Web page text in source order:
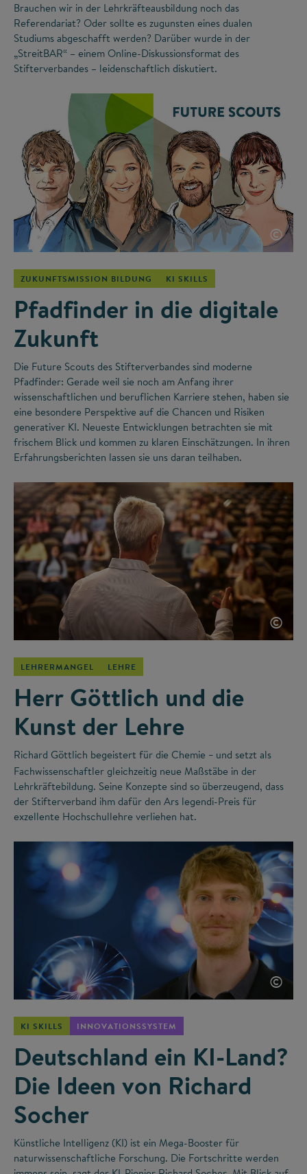
Brauchen wir in der Lehrkräfteausbildung noch das
Referendariat? Oder sollte es zugunsten eines dualen
Studiums abgeschafft werden? Darüber wurde in der
„StreitBAR“ – einem Online-Diskussionsformat des
Stifterverbandes – leidenschaftlich diskutiert.
©
ZUKUNFTSMISSION BILDUNG KI SKILLS
Pfadfinder in die digitale
Zukunft
Die Future Scouts des Stifterverbandes sind moderne
Pfadfinder: Gerade weil sie noch am Anfang ihrer
wissenschaftlichen und beruflichen Karriere stehen, haben sie
eine besondere Perspektive auf die Chancen und Risiken
generativer KI. Neueste Entwicklungen betrachten sie mit
frischem Blick und kommen zu klaren Einschätzungen. In ihren
Erfahrungsberichten lassen sie uns daran teilhaben.
©
LEHRERMANGEL LEHRE
Herr Göttlich und die
Kunst der Lehre
Richard Göttlich begeistert für die Chemie – und setzt als
Fachwissenschaftler gleichzeitig neue Maßstäbe in der
Lehrkräftebildung. Seine Konzepte sind so überzeugend, dass
der Stifterverband ihm dafür den Ars legendi-Preis für
exzellente Hochschullehre verliehen hat.
©
KI SKILLS INNOVATIONSSYSTEM
Deutschland ein KI-Land?
Die Ideen von Richard
Socher
Künstliche Intelligenz (KI) ist ein Mega-Booster für
naturwissenschaftliche Forschung. Die Fortschritte werden